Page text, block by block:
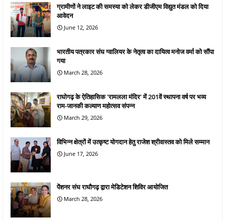
ग्रामीणों ने लाइट की समस्या को लेकर डीजीएम विद्युत मंडल को दिया
आवेदन
June 12, 2026
भारतीय पत्रकार संघ ग्वालियर के नेतृत्व का दायित्व मनोज वर्मा को सौंपा
गया
March 28, 2026
राघोगढ़ के ऐतिहासिक 'रामलला मंदिर' में 201वें स्थापना वर्ष पर भव्य
राम-जानकी कल्याण महोत्सव संपन्न
March 29, 2026
विभिन्न क्षेत्रों में उत्कृष्ट योगदान हेतु राजेश श्रीवास्तव को मिले सम्मान
June 17, 2026
पेंशनर संघ राघौगढ़ द्वारा मेडिटेशन शिविर आयोजित
March 28, 2026